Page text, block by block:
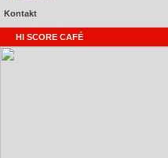
Kontakt
HI SCORE CAFÉ